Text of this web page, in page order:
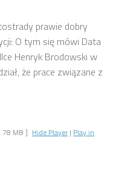
prawie dobry
O tym się mówi Data
Henryk Brodowski w
że prace związane z
MB ] Hide Player | Play in